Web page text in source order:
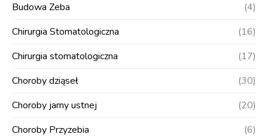
Budowa Zeba
(4)
Chirurgia Stomatologiczna
(16)
Chirurgia stomatologiczna
(17)
Choroby dziąseł
(30)
Choroby jamy ustnej
(20)
Choroby Przyzebia
(6)